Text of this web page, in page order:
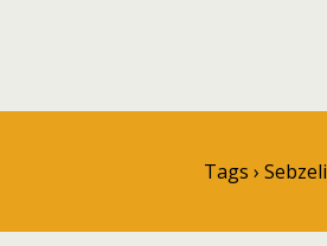
Tags › Sebzeli